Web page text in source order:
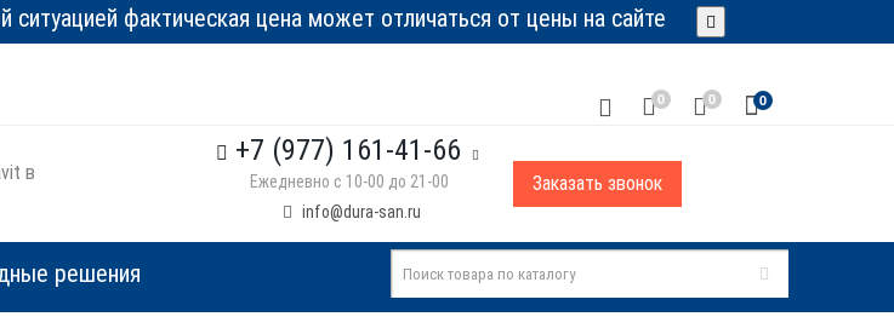
фактическая цена может отличаться от цены на сайте
0 0 0
в
+7 (977) 161-41-66
Ежедневно с 10-00 до 21-00
info@dura-san.ru
Заказать звонок
решения